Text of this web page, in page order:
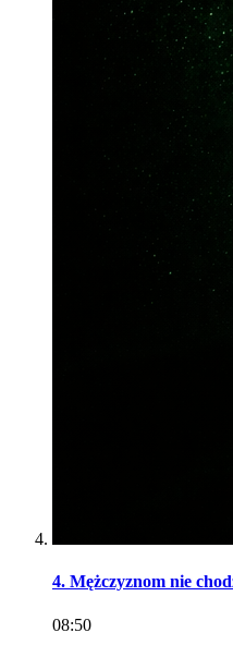
4. Mężczyznom nie
08:50